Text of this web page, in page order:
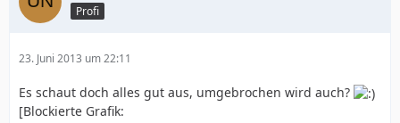
Profi
23. Juni 2013 um 22:11
Es schaut doch alles gut aus, umgebrochen wird auch?
[Blockierte Grafik: